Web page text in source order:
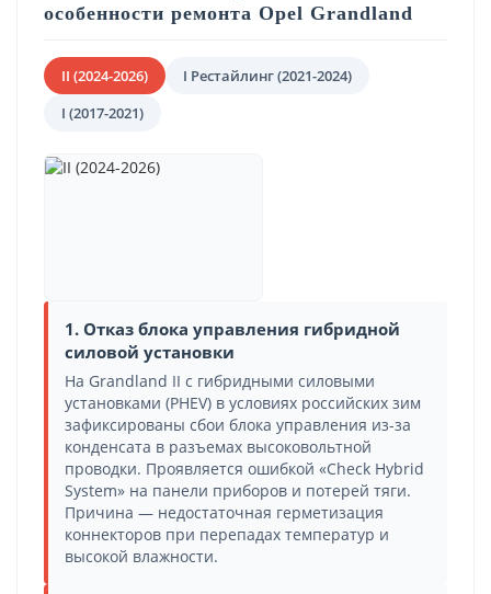
особенности ремонта Opel Grandland
II (2024-2026)
I Рестайлинг (2021-2024)
I (2017-2021)
1. Отказ блока управления гибридной
силовой установки
На Grandland II с гибридными силовыми
установками (PHEV) в условиях российских зим
зафиксированы сбои блока управления из-за
конденсата в разъемах высоковольтной
проводки. Проявляется ошибкой «Check Hybrid
System» на панели приборов и потерей тяги.
Причина — недостаточная герметизация
коннекторов при перепадах температур и
высокой влажности.